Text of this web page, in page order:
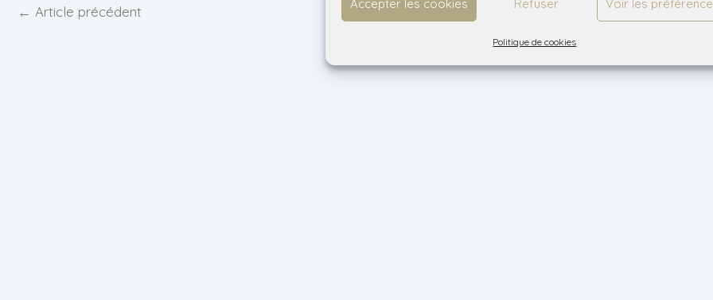
Accepter les cookies Refuser Voir les
Politique de cookies
← Article précédent